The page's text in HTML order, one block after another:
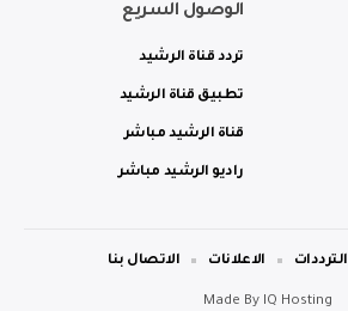
الوصول السريع
تردد قناة الرشيد
تطبيق قناة الرشيد
قناة الرشيد مباشر
راديو الرشيد مباشر
Made By IQ Hosting
الترددات الاعلانات الاتصال بنا